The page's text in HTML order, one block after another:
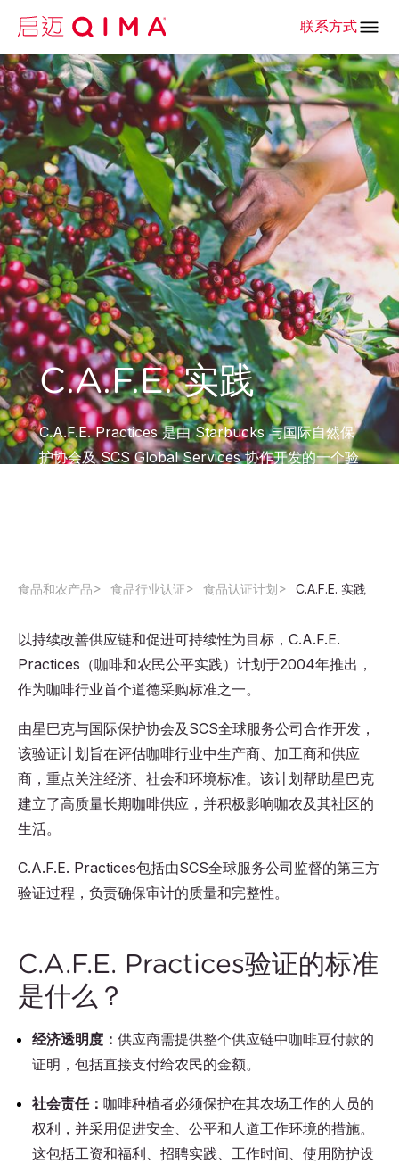
联系方式
C.A.F.E. 实践
C.A.F.E. Practices 是由 Starbucks 与国际自然保
护协会及 SCS Global Services 协作开发的一个验
食品和农产品 食品行业认证 食品认证计划 C.A.F.E. 实践
以持续改善供应链和促进可持续性为目标，C.A.F.E.
Practices（咖啡和农民公平实践）计划于2004年推出，
作为咖啡行业首个道德采购标准之一。
由星巴克与国际保护协会及SCS全球服务公司合作开发，
该验证计划旨在评估咖啡行业中生产商、加工商和供应
商，重点关注经济、社会和环境标准。该计划帮助星巴克
建立了高质量长期咖啡供应，并积极影响咖农及其社区的
生活。
C.A.F.E. Practices包括由SCS全球服务公司监督的第三方
验证过程，负责确保审计的质量和完整性。
C.A.F.E. Practices验证的标准
是什么？
经济透明度： 供应商需提供整个供应链中咖啡豆付款的
证明，包括直接支付给农民的金额。
社会责任： 咖啡种植者必须保护在其农场工作的人员的
权利，并采用促进安全、公平和人道工作环境的措施。
这包括工资和福利、招聘实践、工作时间、使用防护设